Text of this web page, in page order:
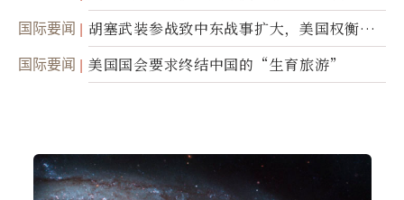
民权力度
国际要闻
胡塞武装参战致中东战事扩大，美国权衡地
面入侵的可能性
国际要闻 美国国会要求终结中国的“生育旅游”